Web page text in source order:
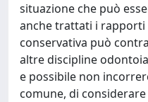
situazione che può
anche trattati i rapporti
conservativa può
altre discipline
e possibile non
comune, di